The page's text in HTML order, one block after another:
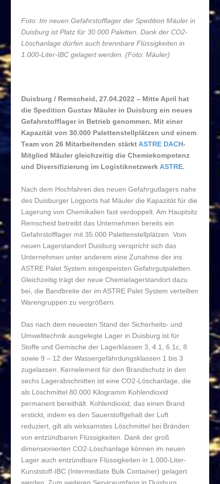
Foto: Im neuen Gefahrstofflager der Spedition Mäuler in
Duisburg ist Platz für 30.000 Paletten. Dank der CO2-
Löschanlage dürfen auch brennbare Flüssigkeiten in
1.000-Liter-IBC gelagert werden. (Foto: Mäuler)
Duisburg / Remscheid, 27.04.2022 – Mitte April hat
die Spedition Gustav Mäuler in Duisburg ein neues
Gefahrstofflager in Betrieb genommen. Mit einer
Kapazität von 30.000 Palettenstellplätzen und einem
Team von 26 Mitarbeitenden stärktASTRE DACH-
Mitglied Mäuler gleichzeitig die Chemiekompetenz
und Diversifizierung im LogistiknetzwerkASTRE.
Nach dem Hochfahren des neuen Gefahrgutlagers nahe
des Duisburger Logports hat Mäuler die Kapazität für die
Lagerung von Chemikalien fast verdoppelt. Am Hauptsitz
Remscheid betreibt das Unternehmen bereits ein
Gefahrstofflager mit 35.000 Palettenstellplätzen. Vom
neuen Lagerstandort Duisburg verspricht sich das
Unternehmen unter anderem eine Zunahme der ins
ASTRE Palet System eingespeisten Gefahrgutpaletten.
Gleichzeitig trägt der neue Chemielagerstandort dazu
bei, die Bandbreite der im ASTRE Palet System verteilten
Warengruppen zu vergrößern.
Das nach dem neuesten Stand der Sicherheits- und
Umwelttechnik ausgelegte Lager in Duisburg ist für
Stoffe und Gemische der Lagerklassen 3, 4.1, 6.1c, 8
sowie 9 – 12 der Wassergefährdungsklassen 1 bis 3
zugelassen. Kernelement für den Brandschutz in den
sechs Lagerabschnitten ist eine CO2-Löschanlage, die
als Löschmittel 80.000 Kilogramm Kohlendioxid
permanent bereithält. Kohlendioxid, das einen Brand
erstickt, indem es den Sauerstoffgehalt der Luft
reduziert, gilt als wirksamstes Löschmittel bei Bränden
von entzündbaren Flüssigkeiten. Dank der groß
dimensionierten CO2-Löschanlage können im neuen
Lager auch entzündbare Flüssigkeiten in 1.000-Liter-
Kunststoff-IBC (Intermediate Bulk Container) gelagert